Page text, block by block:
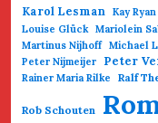
Karol Lesman Kay Ryan
Louise Glück Mariolein
Martinus Nijhoff Michael
Peter Nijmeijer Peter
Rainer Maria Rilke Ralf
Rob Schouten